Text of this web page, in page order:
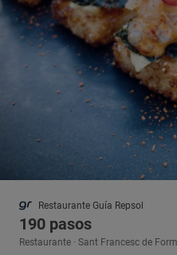
Restaurante Guía Repsol
190 pasos
Restaurante · Sant Francesc de